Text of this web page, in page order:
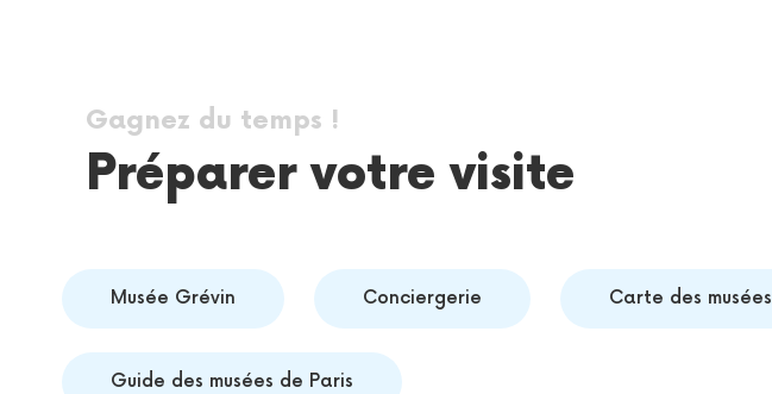
Gagnez du temps !
Préparer votre visite
Musée Grévin Conciergerie Carte des
Guide des musées de Paris